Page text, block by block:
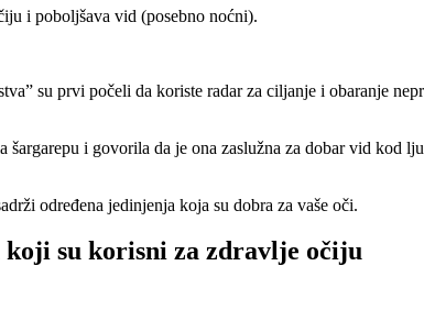
i poboljšava vid (posebno noćni).
su prvi počeli da koriste radar za ciljanje i obaranje
i govorila da je ona zaslužna za dobar vid kod
određena jedinjenja koja su dobra za vaše oči.
koji su korisni za zdravlje očiju